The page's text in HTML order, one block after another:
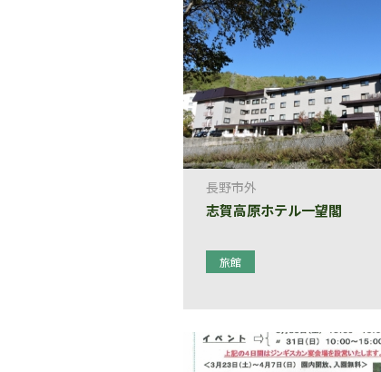
長野市外
志賀高原ホテル一望閣
旅館